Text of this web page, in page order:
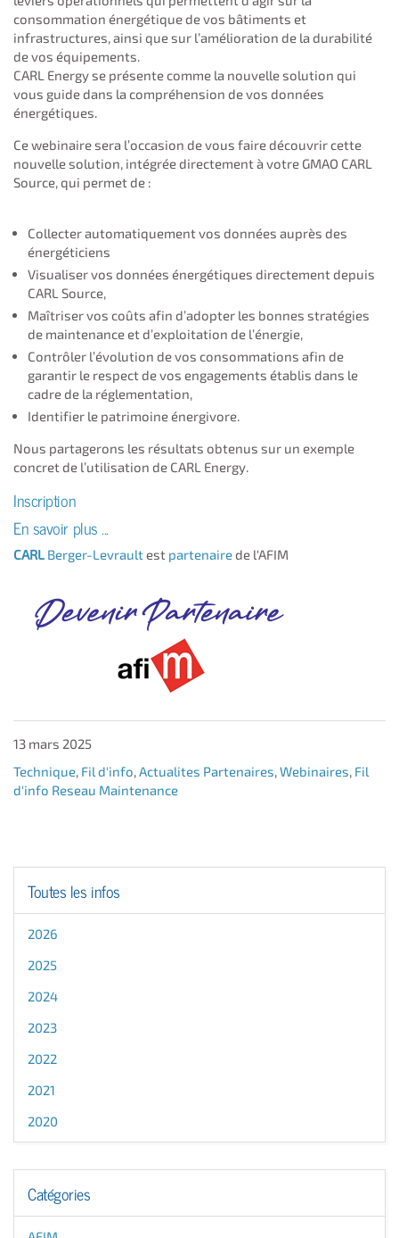
consommation énergétique de vos bâtiments et
infrastructures, ainsi que sur l’amélioration de la durabilité
de vos équipements.
CARL Energy se présente comme la nouvelle solution qui
vous guide dans la compréhension de vos données
énergétiques.
Ce webinaire sera l’occasion de vous faire découvrir cette
nouvelle solution, intégrée directement à votre GMAO CARL
Source, qui permet de :
Collecter automatiquement vos données auprès des
énergéticiens
Visualiser vos données énergétiques directement depuis
CARL Source,
Maîtriser vos coûts afin d’adopter les bonnes stratégies
de maintenance et d’exploitation de l’énergie,
Contrôler l’évolution de vos consommations afin de
garantir le respect de vos engagements établis dans le
cadre de la réglementation,
Identifier le patrimoine énergivore.
Nous partagerons les résultats obtenus sur un exemple
concret de l’utilisation de CARL Energy.
Inscription
En savoir plus ...
CARL Berger-Levraultest partenairede l'AFIM
13 mars 2025
Technique Fil d'info Actualites Partenaires Webinaires Fil
d'info Reseau Maintenance
Toutes les infos
2026
2025
2024
2023
2022
2021
2020
Catégories